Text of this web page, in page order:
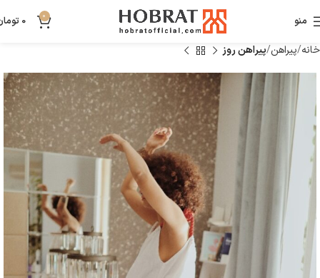
منو 0
0
خانه پیراهن پیراهن روز